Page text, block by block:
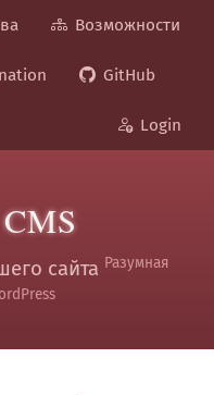
Возможности
GitHub
Login
сайта Разумная